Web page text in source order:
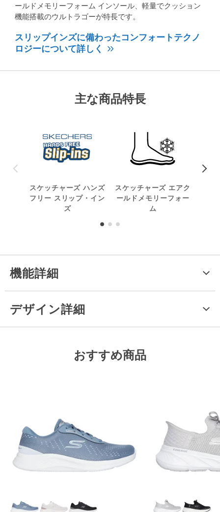
ールドメモリーフォーム インソール、軽量でクッション
機能搭載のウルトラゴーが特長です。
スリップインズに備わったコンフォートテクノ
ロジーについて詳しく
主な商品特長
スケッチャーズ ハンズ
フリー スリップ・イン
ズ
スケッチャーズ エアク
ールドメモリーフォー
ム
機能詳細
デザイン詳細
おすすめ商品